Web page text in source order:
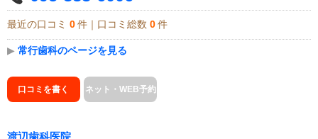
最近の口コミ 0 件｜口コミ総数 0 件
▶ 常行歯科のページを見る
口コミを書く ネット・WEB予約
渡辺歯科医院